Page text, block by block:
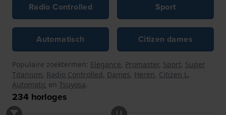
Radio Controlled Sport
Automatisch Citizen dames
Populaire zoektermen: Elegance, Promaster, Sport, Super
Titanium, Radio Controlled, Dames, Heren, Citizen L ,
Automatic en Tsuyosa.
234 horloges